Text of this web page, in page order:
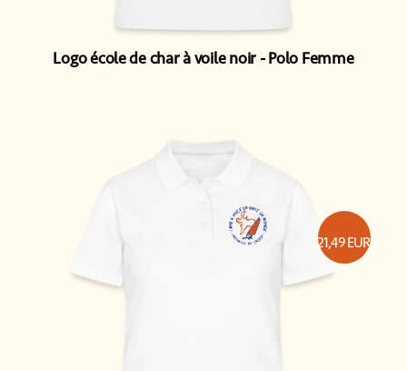
Logo école de char à voile noir Polo Femme
21,49EUR